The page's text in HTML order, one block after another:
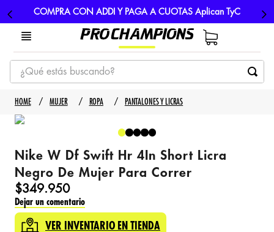
COMPRA CON ADDI Y PAGA A CUOTAS Aplican TyC
¿Qué estás buscando?
TÉRMINOS MÁS BUSCADOS
1
3. nike
4. guayos
5. gorras
MUJER ROPA PANTALONES Y LICRAS
Nike W Df Swift Hr 4In Short Licra
Negro De Mujer Para Correr
$349.950
Dejar un comentario
VER INVENTARIO EN TIENDA